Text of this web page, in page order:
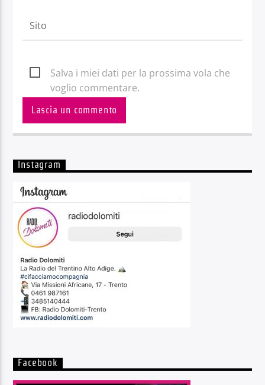
Salva i miei dati per la prossima vola che
voglio commentare.
Instagram
Facebook